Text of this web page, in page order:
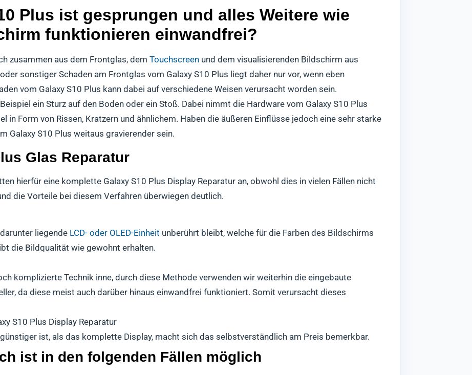
Plus ist gesprungen und alles Weitere wie
funktionieren einwandfrei?
zusammen aus dem Frontglas, dem Touchscreen und dem visualisierenden Bildschirm aus
sonstiger Schaden am Frontglas vom Galaxy S10 Plus liegt daher nur vor, wenn eben
vom Galaxy S10 Plus kann dabei auf verschiedene Weisen verursacht worden sein.
ein Sturz auf den Boden oder ein Stoß. Dabei nimmt die Hardware vom Galaxy S10 Plus
in Form von Rissen, Kratzern und ähnlichem. Haben die äußeren Einflüsse jedoch eine sehr starke
Galaxy S10 Plus weitaus gravierender sein.
Glas Reparatur
hierfür eine komplette Galaxy S10 Plus Display Reparatur an, obwohl dies in vielen Fällen nicht
die Vorteile bei diesem Verfahren überwiegen deutlich.
liegende LCD- oder OLED-Einheit unberührt bleibt, welche für die Farben des Bildschirms
die Bildqualität wie gewohnt erhalten.
komplizierte Technik inne, durch diese Methode verwenden wir weiterhin die eingebaute
da diese meist auch darüber hinaus einwandfrei funktioniert. Somit verursacht dieses
S10 Plus Display Reparatur
ist, als das komplette Display, macht sich das selbstverständlich am Preis bemerkbar.
ist in den folgenden Fällen möglich